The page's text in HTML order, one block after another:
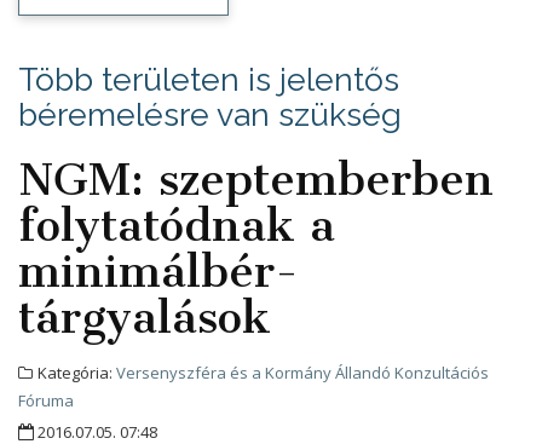
Több területen is jelentős
béremelésre van szükség
NGM: szeptemberben
folytatódnak a
minimálbér-
tárgyalások
Kategória: Versenyszféra és a Kormány Állandó Konzultációs
Fóruma
2016.07.05. 07:48